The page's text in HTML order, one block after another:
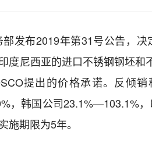
部发布2019年第31号公告，决
度尼西亚的进口不锈钢钢坯和
提出的价格承诺。 反倾销
，韩国公司23.1%—103.1%
施期限为5年。